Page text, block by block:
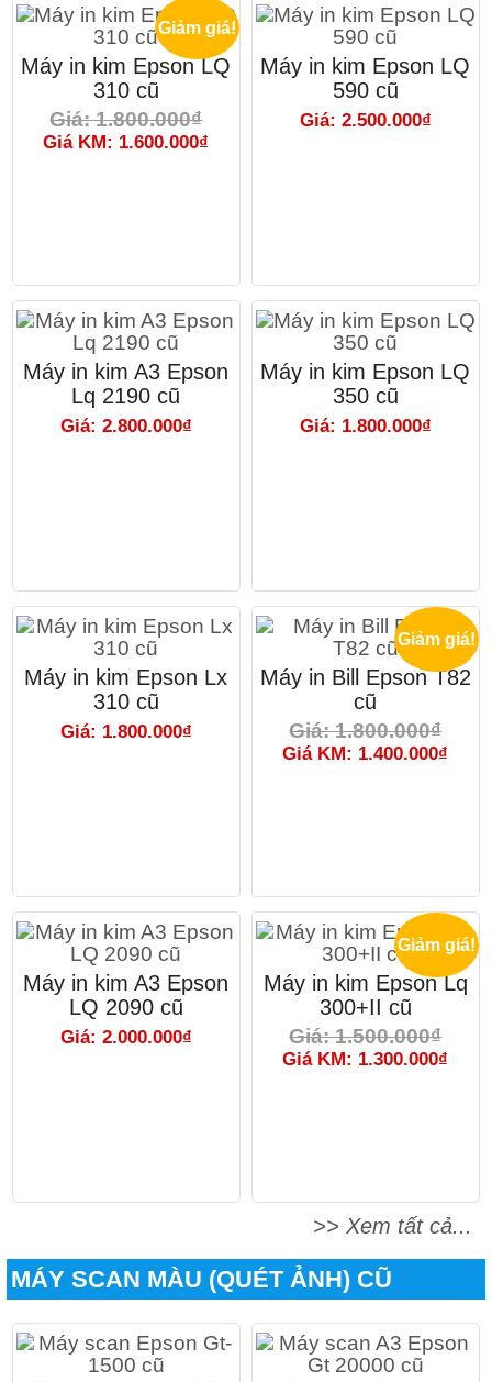
Giảm giá!
Máy in kim Epson LQ
310 cũ
Giá: 1.800.000₫
Giá KM: 1.600.000₫
Máy in kim Epson LQ
590 cũ
Giá: 2.500.000₫
Máy in kim A3 Epson
Lq 2190 cũ
Giá: 2.800.000₫
Máy in kim Epson LQ
350 cũ
Giá: 1.800.000₫
Máy in kim Epson Lx
310 cũ
Giá: 1.800.000₫
Giảm giá!
Máy in Bill Epson T82
cũ
Giá: 1.800.000₫
Giá KM: 1.400.000₫
Máy in kim A3 Epson
LQ 2090 cũ
Giá: 2.000.000₫
Giảm giá!
Máy in kim Epson Lq
300+II cũ
Giá: 1.500.000₫
Giá KM: 1.300.000₫
>> Xem tất cả...
MÁY SCAN MÀU (QUÉT ẢNH) CŨ